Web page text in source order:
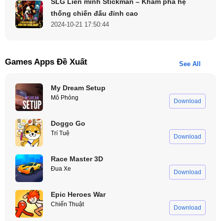
Tính năng nên biết khi xem phim đang chiếu tại HDOnline
phim đang chiếutrênhdonline.me
nhờ tốc độ cập nhật nhanh, trải nghiệm xem mượt mà và
cộng đồng tương tác sôi động. Hãy tận dụng tối đa các tính
năng, hiểu rõ nhịp phát sóng và bắt đầu hành trình thưởng
thức phim đúng gu – ngay từ hôm nay.
SLG Liên minh Stickman – Khám phá hệ
thống chiến đấu đỉnh cao
2024-10-21 17:50:44
Games Apps Đề Xuất See All
My Dream Setup
Mô Phỏng Download
Doggo Go
Trí Tuệ Download
Race Master 3D
Đua Xe Download
Epic Heroes War
Chiến Thuật Download